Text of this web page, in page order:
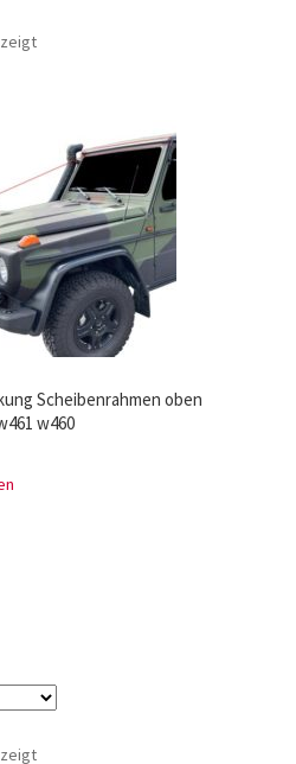
Scheibenrahmen oben
w460